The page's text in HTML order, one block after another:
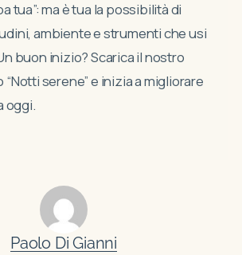
tua”: ma è tua la possibilità di
ambiente e strumenti che usi
buon inizio? Scarica il nostro
serene” e inizia a migliorare
oggi.
Paolo Di Gianni